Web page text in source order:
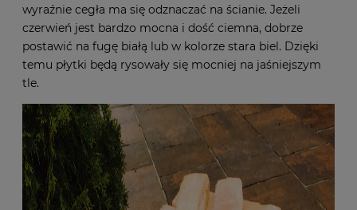
wyraźnie cegła ma się odznaczać na ścianie. Jeżeli
czerwień jest bardzo mocna i dość ciemna, dobrze
postawić na fugę białą lub w kolorze stara biel. Dzięki
temu płytki będą rysowały się mocniej na jaśniejszym
tle.